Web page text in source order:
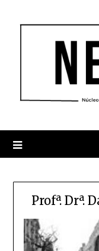
Profª. Drª.